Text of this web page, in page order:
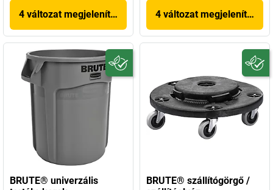
4 változat megjelenítése 4 változat megjelenítése
BRUTE® univerzális
BRUTE® szállítógörgő /